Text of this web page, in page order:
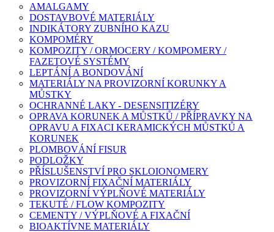
AMALGAMY
DOSTAVBOVÉ MATERIÁLY
INDIKÁTORY ZUBNÍHO KAZU
KOMPOMÉRY
KOMPOZITY / ORMOCERY / KOMPOMERY /
FAZETOVÉ SYSTÉMY
LEPTÁNÍ A BONDOVÁNÍ
MATERIÁLY NA PROVIZORNÍ KORUNKY A
MŮSTKY
OCHRANNÉ LAKY - DESENSITIZÉRY
OPRAVA KORUNEK A MŮSTKŮ / PŘÍPRAVKY NA
OPRAVU A FIXACI KERAMICKÝCH MŮSTKŮ A
KORUNEK
PLOMBOVÁNÍ FISUR
PODLOŽKY
PŘÍSLUŠENSTVÍ PRO SKLOIONOMERY
PROVIZORNÍ FIXAČNÍ MATERIÁLY
PROVIZORNÍ VÝPLŇOVÉ MATERIÁLY
TEKUTÉ / FLOW KOMPOZITY
CEMENTY / VÝPLŇOVÉ A FIXAČNÍ
BIOAKTÍVNE MATERIÁLY